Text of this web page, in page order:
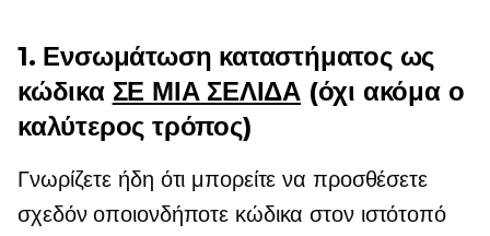
1. Ενσωμάτωση καταστήματος ως
κώδικα ΣΕ ΜΙΑ ΣΕΛΙΔΑ (όχι ακόμα ο
καλύτερος τρόπος)
Γνωρίζετε ήδη ότι μπορείτε να προσθέσετε
σχεδόν οποιονδήποτε κώδικα στον ιστότοπό